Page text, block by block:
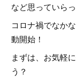
など思っていら
コロナ禍でなか
動開始！
まずは、お気軽
う？